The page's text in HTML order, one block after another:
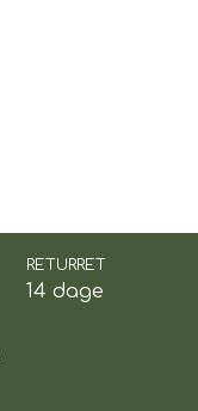
RETURRET
14 dage